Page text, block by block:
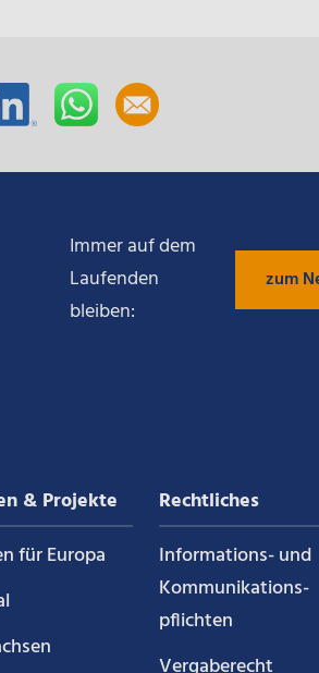
Immer auf dem
Laufenden
bleiben:
zum
& Projekte
für Europa
Rechtliches
Informations- und
Kommunikations­
pflichten